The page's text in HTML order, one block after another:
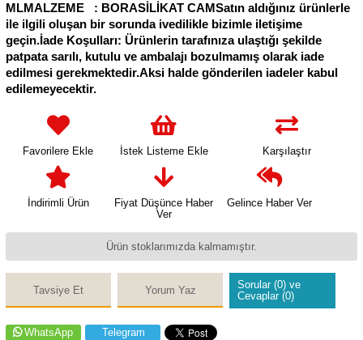
MLMALZEME : BORASİLİKAT CAMSatın aldığınız ürünlerle
ile ilgili oluşan bir sorunda ivedilikle bizimle iletişime
geçin.İade Koşulları: Ürünlerin tarafınıza ulaştığı şekilde
patpata sarılı, kutulu ve ambalajı bozulmamış olarak iade
edilmesi gerekmektedir.Aksi halde gönderilen iadeler kabul
edilemeyecektir.
Favorilere Ekle İstek Listeme Ekle Karşılaştır
İndirimli Ürün
Fiyat Düşünce Haber
Ver
Gelince Haber Ver
Ürün stoklarımızda kalmamıştır.
Tavsiye Et Yorum Yaz
Sorular (0) ve
Cevaplar (0)
WhatsApp Telegram